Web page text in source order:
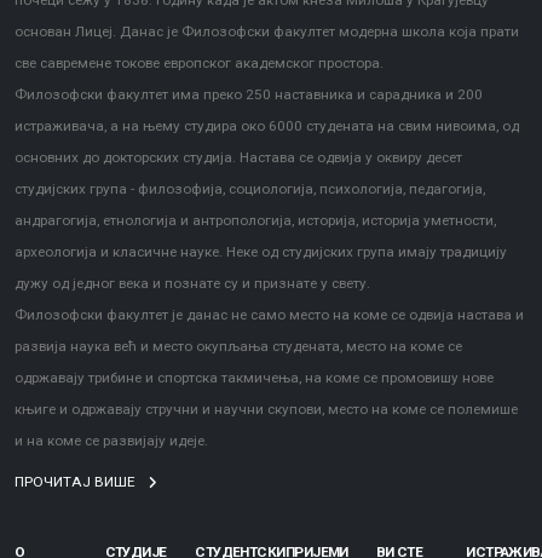
основан Лицеј. Данас је Филозофски факултет модерна школа која прати
све савремене токове европског академског простора.
Филозофски факултет има преко 250 наставника и сарадника и 200
истраживача, а на њему студира око 6000 студената на свим нивоима, од
основних до докторских студија. Настава се одвија у оквиру десет
студијских група - филозофија, социологија, психологија, педагогија,
андрагогија, етнологија и антропологија, историја, историја уметности,
археологија и класичне науке. Неке од студијских група имају традицију
дужу од једног века и познате су и признате у свету.
Филозофски факултет је данас не само место на коме се одвија настава и
развија наука већ и место окупљања студената, место на коме се
одржавају трибине и спортска такмичења, на коме се промовишу нове
књиге и одржавају стручни и научни скупови, место на коме се полемише
и на коме се развијају идеје.
ПРОЧИТАЈ ВИШЕ
О
СТУДИЈЕ
СТУДЕНТСКИПРИЈЕМИ
ВИ СТЕ